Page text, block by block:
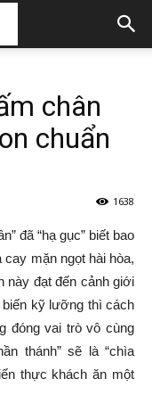
chân
chuẩn
1638
đã “hạ gục” biết bao
mặn ngọt hài hòa,
này đạt đến cảnh giới
kỹ lưỡng thì cách
đóng vai trò vô cùng
thánh” sẽ là “chìa
thực khách ăn một